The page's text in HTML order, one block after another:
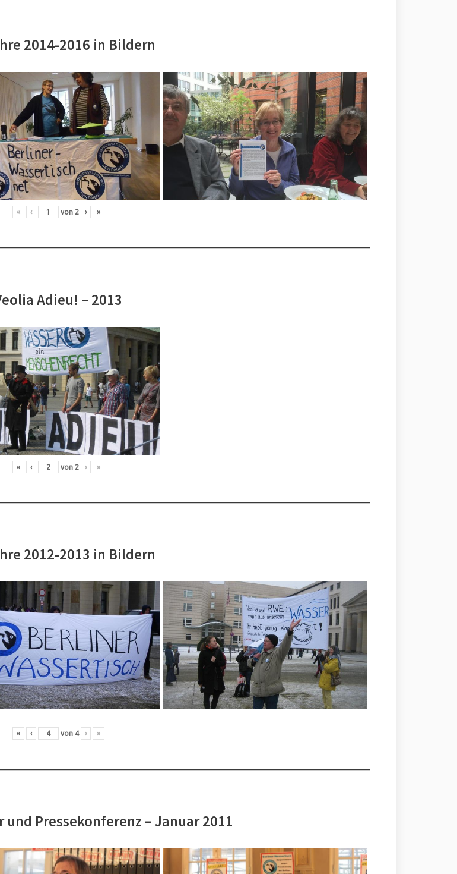
2014-2016 in Bildern
« ‹ von 2 › »
Adieu! – 2013
« ‹ von 2 › »
2012-2013 in Bildern
« ‹ von 4 › »
und Pressekonferenz – Januar 2011